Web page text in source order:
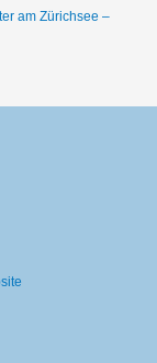
am Zürichsee –